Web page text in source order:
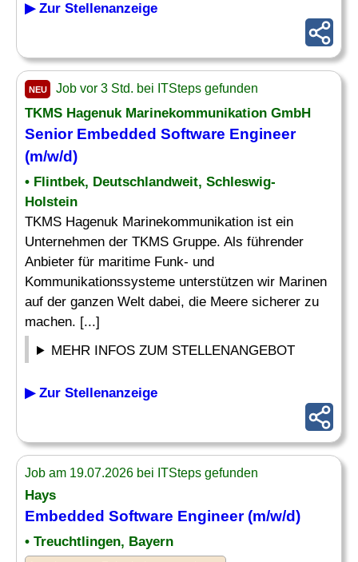
▶ Zur Stellenanzeige
NEU Job vor 3 Std. bei ITSteps gefunden
TKMS Hagenuk Marinekommunikation GmbH
Senior Embedded Software Engineer
(m/w/d)
• Flintbek, Deutschlandweit, Schleswig-
Holstein
TKMS Hagenuk Marinekommunikation ist ein
Unternehmen der TKMS Gruppe. Als führender
Anbieter für maritime Funk- und
Kommunikationssysteme unterstützen wir Marinen
auf der ganzen Welt dabei, die Meere sicherer zu
machen. [...]
MEHR INFOS ZUM STELLENANGEBOT
▶ Zur Stellenanzeige
Job am 19.07.2026 bei ITSteps gefunden
Hays
Embedded Software Engineer(m/w/d)
• Treuchtlingen, Bayern